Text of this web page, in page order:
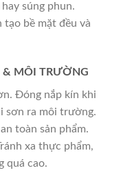
súng phun.
bề mặt đều và
& MÔI TRƯỜNG
Đóng nắp kín khi
sơn ra môi trường.
toàn sản phẩm.
xa thực phẩm,
quá cao.